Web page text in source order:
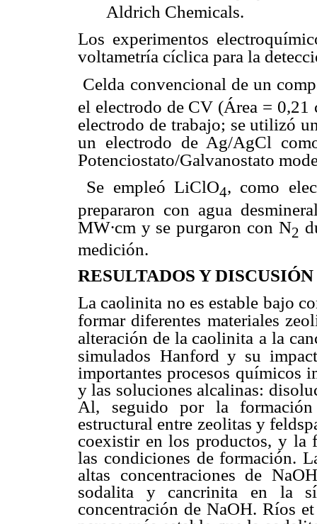
Aldrich Chemicals.
Los experimentos
voltametría cíclica para la
 Celda convencional de un
el electrodo de CV (Área = 0,21
electrodo de trabajo; se utilizó
un electrodo de Ag/AgCl
Potenciostato/Galvanostato
 Se empleó LiClO4, como
prepararon con agua
MW∙cm y se purgaron con N2
medición.
RESULTADOS Y DISCUSIÓN
La caolinita no es estable bajo
formar diferentes materiales
alteración de la caolinita a la
simulados Hanford y su
importantes procesos químicos
y las soluciones alcalinas:
Al, seguido por la
estructural entre zeolitas y
coexistir en los productos, y la
las condiciones de formación.
altas concentraciones de
sodalita y cancrinita en la
concentración de NaOH. Ríos